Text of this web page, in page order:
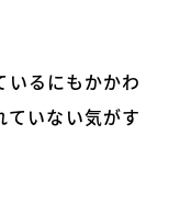
いるにもかかわ
ていない気がす